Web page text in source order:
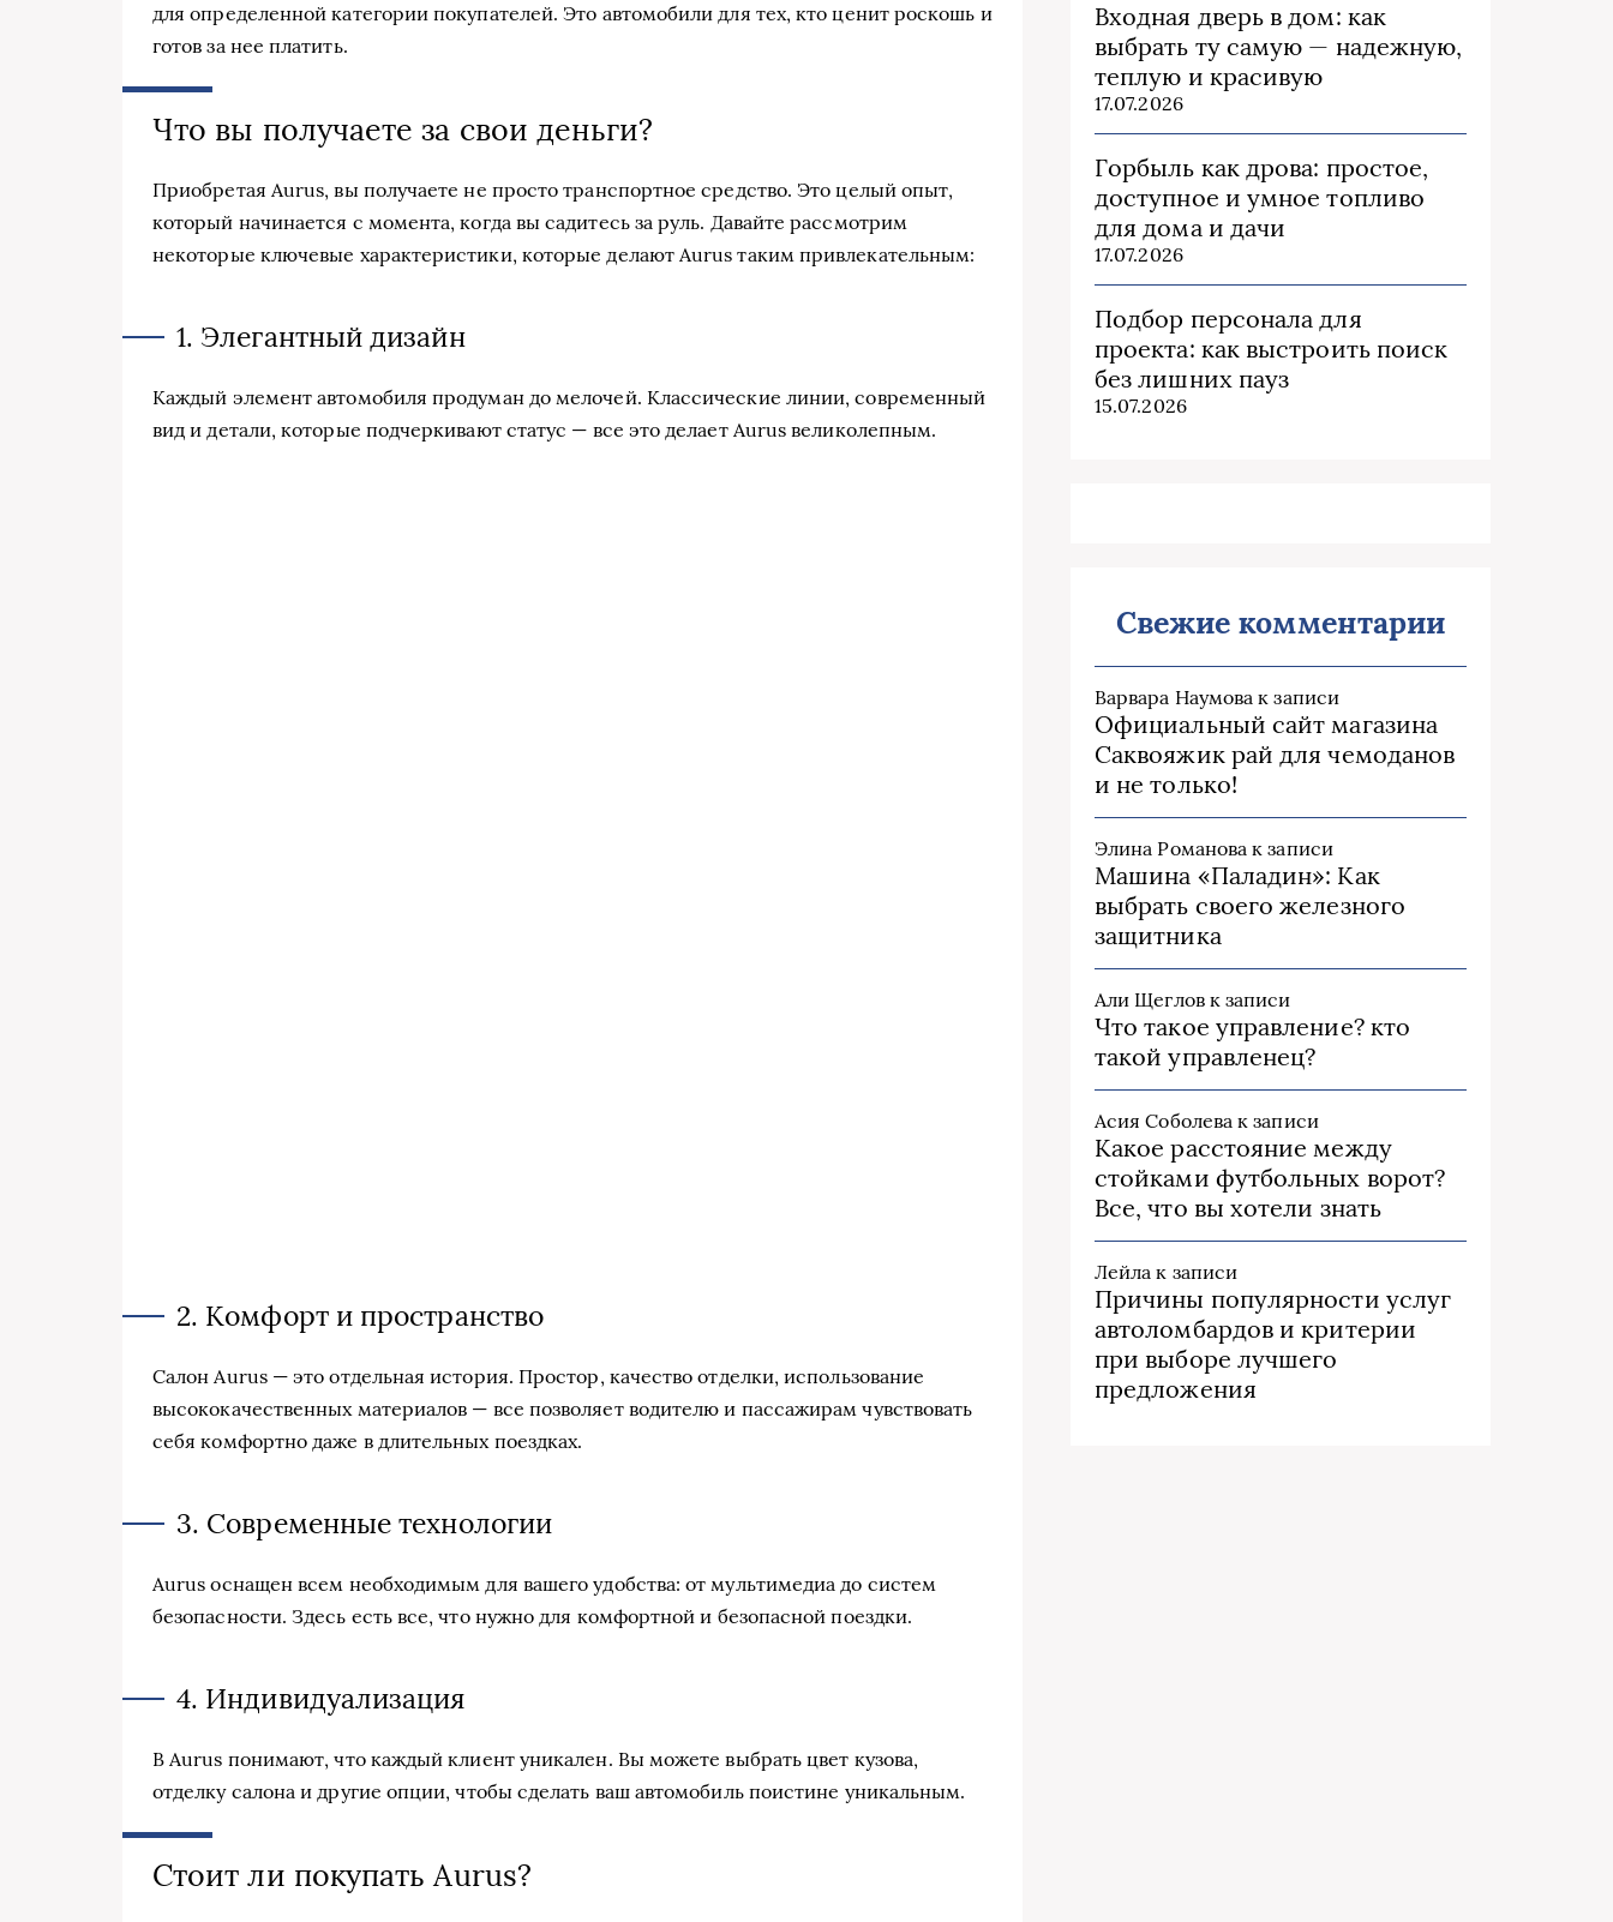
для определенной категории покупателей. Это автомобили для тех, кто ценит роскошь и
готов за нее платить.
Что вы получаете за свои деньги?
Приобретая Aurus, вы получаете не просто транспортное средство. Это целый опыт,
который начинается с момента, когда вы садитесь за руль. Давайте рассмотрим
некоторые ключевые характеристики, которые делают Aurus таким привлекательным:
1. Элегантный дизайн
Каждый элемент автомобиля продуман до мелочей. Классические линии, современный
вид и детали, которые подчеркивают статус — все это делает Aurus великолепным.
2. Комфорт и пространство
Салон Aurus — это отдельная история. Простор, качество отделки, использование
высококачественных материалов — все позволяет водителю и пассажирам чувствовать
себя комфортно даже в длительных поездках.
3. Современные технологии
Aurus оснащен всем необходимым для вашего удобства: от мультимедиа до систем
безопасности. Здесь есть все, что нужно для комфортной и безопасной поездки.
4. Индивидуализация
В Aurus понимают, что каждый клиент уникален. Вы можете выбрать цвет кузова,
отделку салона и другие опции, чтобы сделать ваш автомобиль поистине уникальным.
Стоит ли покупать Aurus?
Входная дверь в дом: как
выбрать ту самую — надежную,
теплую и красивую
17.07.2026
Горбыль как дрова: простое,
доступное и умное топливо
для дома и дачи
17.07.2026
Подбор персонала для
проекта: как выстроить поиск
без лишних пауз
15.07.2026
Свежие комментарии
Варвара Наумова к записи
Официальный сайт магазина
Саквояжик рай для чемоданов
и не только!
Элина Романова к записи
Машина «Паладин»: Как
выбрать своего железного
защитника
Али Щегловк записи
Что такое управление? кто
такой управленец?
Асия Соболева к записи
Какое расстояние между
стойками футбольных ворот?
Все, что вы хотели знать
Лейла к записи
Причины популярности услуг
автоломбардов и критерии
при выборе лучшего
предложения